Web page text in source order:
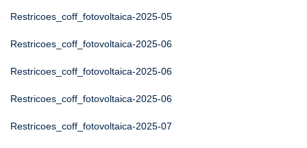
Restricoes_coff_fotovoltaica-2025-05
Restricoes_coff_fotovoltaica-2025-06
Restricoes_coff_fotovoltaica-2025-06
Restricoes_coff_fotovoltaica-2025-06
Restricoes_coff_fotovoltaica-2025-07